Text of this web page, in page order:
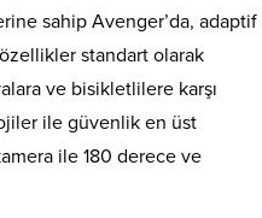
sahip Avenger’da, adaptif
standart olarak
ve bisikletlilere karşı
ile güvenlik en üst
ile 180 derece ve